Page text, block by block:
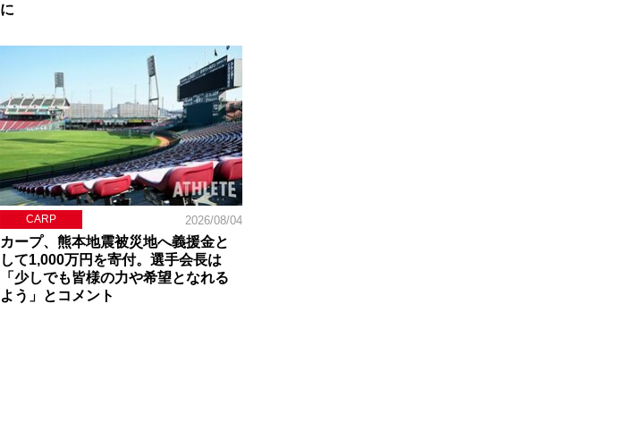
に
CARP 2026/08/04
カープ、熊本地震被災地へ義援金と
して1,000万円を寄付。選手会長は
「少しでも皆様の力や希望となれる
よう」とコメント